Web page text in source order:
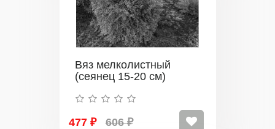
Вяз мелколистный
(сеянец 15-20 см)
477 ₽ 606 ₽